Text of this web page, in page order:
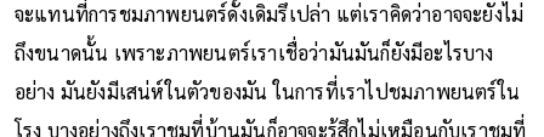
จะแทนที่การชมภาพยนตร์ดั้งเดิมรึเปล่า แต่เราคิดว่าอาจจะยังไม่
ถึงขนาดนั้น เพราะภาพยนตร์เราเชื่อว่ามันมันก็ยังมีอะไรบาง
อย่าง มันยังมีเสน่ห์ในตัวของมัน ในการที่เราไปชมภาพยนตร์ใน
โรง บางอย่างถึงเราชมที่บ้านมันก็อาจจะรู้สึกไม่เหมือนกับเราชมที่